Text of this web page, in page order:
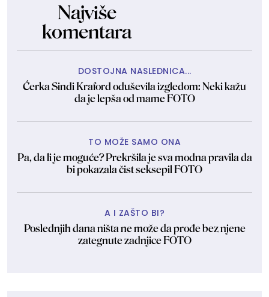
Najviše
komentara
DOSTOJNA NASLEDNICA...
Ćerka Sindi Kraford oduševila izgledom: Neki kažu
da je lepša od mame FOTO
TO MOŽE SAMO ONA
Pa, da li je moguće? Prekršila je sva modna pravila da
bi pokazala čist seksepil FOTO
A I ZAŠTO BI?
Poslednjih dana ništa ne može da prođe bez njene
zategnute zadnjice FOTO